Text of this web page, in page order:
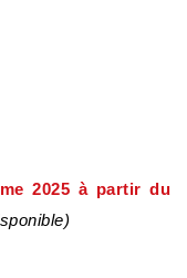
2025 à partir du